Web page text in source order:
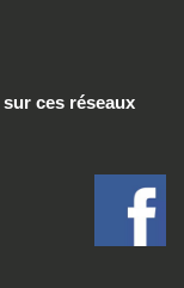
sur ces réseaux